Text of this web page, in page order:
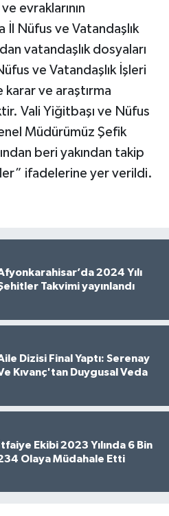
ve evraklarının
İl Nüfus ve Vatandaşlık
vatandaşlık dosyaları
ve Vatandaşlık İşleri
ve araştırma
Vali Yiğitbaşı ve Nüfus
Müdürümüz Şefik
beri yakından takip
ifadelerine yer verildi.
2024 Yılı
Takvimi yayınlandı
Dizisi Final Yaptı: Serenay
Kıvanç'tan Duygusal Veda
İtfaiye Ekibi 2023 Yılında 6 Bin
Olaya Müdahale Etti